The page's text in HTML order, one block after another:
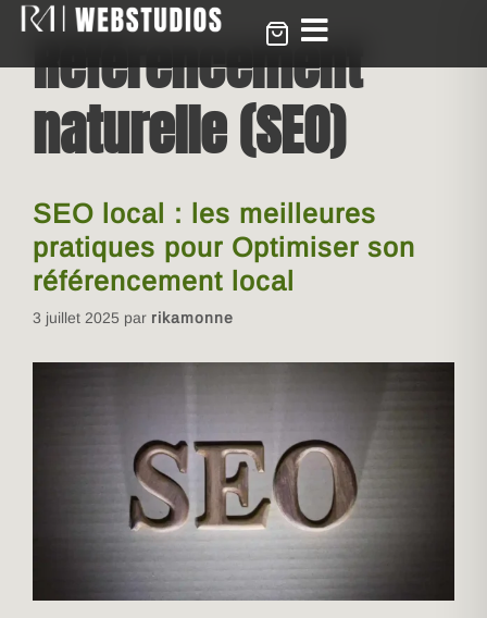
Référencement
naturelle (SEO)
SEO local : les meilleures
pratiques pour Optimiser son
référencement local
3 juillet 2025 par rikamonne